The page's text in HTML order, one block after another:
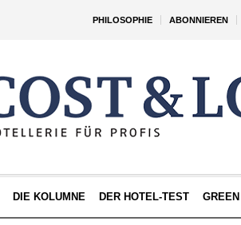
PHILOSOPHIE ABONNIEREN
DIE KOLUMNE DER HOTEL-TEST